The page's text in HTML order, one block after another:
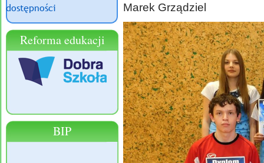
dostępności
Reforma edukacji
BIP
Marek Grządziel